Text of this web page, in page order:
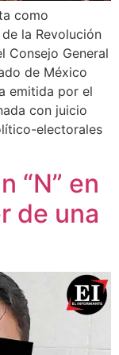
como
la Revolución
Consejo General
de México
emitida por el
con juicio
electorales
“N” en
de una